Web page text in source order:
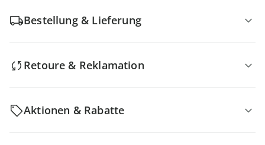
Bestellung & Lieferung
Retoure & Reklamation
Aktionen & Rabatte